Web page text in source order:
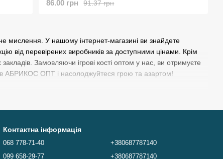
мислення. У нашому інтернет-магазині ви знайдете
від перевірених виробників за доступними цінами. Крім
Замовляючи ігрові кості оптом у нас, ви отримуєте
в АБРИКОС ОПТ і насолоджуйтеся грою та азартом!
91.37 грн
86.00 грн
Контактна інформація
068 778-71-40
099 658-29-77
+380687787140
+380687787140